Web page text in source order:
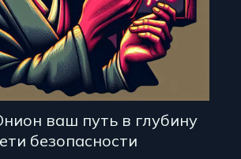
ваш путь в глубину
безопасности